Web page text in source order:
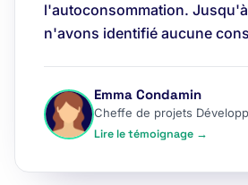
l'autoconsommation.
n'avons identifié aucune
Emma Condamin
Lire le témoignage →